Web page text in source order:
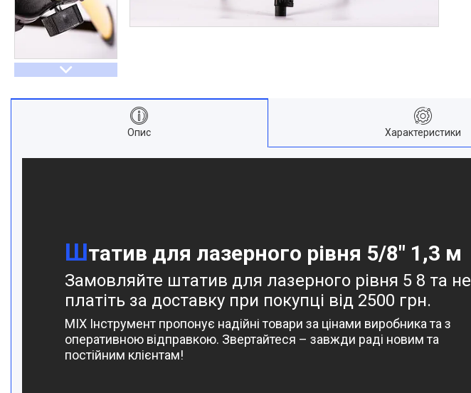
Опис Характеристики
Штатив для лазерного рівня 5/8" 1,3 м
Замовляйте штатив для лазерного рівня 5 8 та не
платіть за доставку при покупці від 2500 грн.
MIX Інструмент пропонує надійні товари за цінами виробника та з
оперативною відправкою. Звертайтеся – завжди раді новим та
постійним клієнтам!